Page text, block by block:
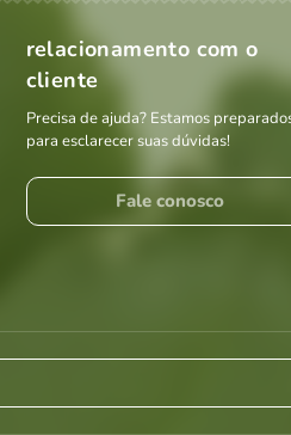
relacionamento com o
cliente
Precisa de ajuda? Estamos
para esclarecer suas dúvidas!
Fale conosco